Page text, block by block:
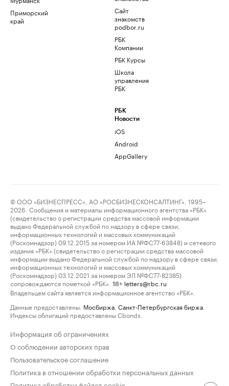
Приморский
край
Сайт
знакомств
podbor.ru
РБК
Компании
РБК Курсы
Школа
управления
РБК
РБК
Новости
iOS
Android
AppGallery
© ООО «БИЗНЕСПРЕСС», АО «РОСБИЗНЕСКОНСАЛТИНГ», 1995–
2026. Сообщения и материалы информационного агентства «РБК»
(свидетельство о регистрации средства массовой информации
выдано Федеральной службой по надзору в сфере связи,
информационных технологий и массовых коммуникаций
(Роскомнадзор) 09.12.2015 за номером ИА №ФС77-63848) и сетевого
издания «РБК» (свидетельство о регистрации средства массовой
информации выдано Федеральной службой по надзору в сфере связи,
информационных технологий и массовых коммуникаций
(Роскомнадзор) 03.12.2021 за номером ЭЛ №ФС77-82385)
сопровождаются пометкой «РБК».
18+ letters@rbc.ru
Владельцем сайта является информационное агентство «РБК».
Данные предоставлены: Мосбиржа Санкт-Петербургская биржа
Индексы облигаций предоставлены Cbonds.
Информация об ограничениях
О соблюдении авторских прав
Пользовательское соглашение
Политика в отношении обработки персональных данных